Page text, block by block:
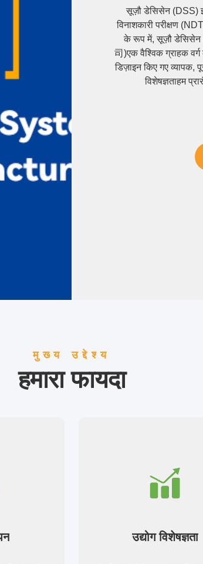
सूज़ौ डेसिसेन (DSS)
विनाशकारी परीक्षण
के रूप में, सूज़ौ डेसिसेन
司)एक वैश्विक ग्राहक वर्ग
डिज़ाइन किए गए व्यापक,
विशेषज्ञताहम
मुख्य उद्देश्य
हमारा फायदा
उद्योग विशेषज्ञता